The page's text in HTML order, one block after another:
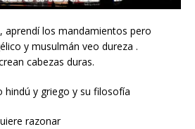
aprendí los mandamientos pero
y musulmán veo dureza .
cabezas duras.
y griego y su filosofía
razonar